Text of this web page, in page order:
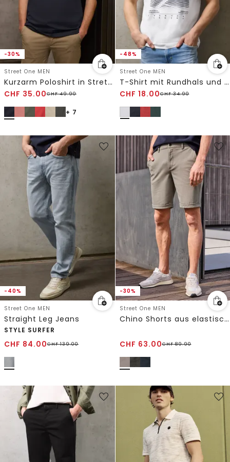
-30%
Street One MEN
Kurzarm Poloshirt in Stretchqualität
CHF 35.00CHF49.90
+ 7
-48%
Street One MEN
T-Shirt mit Rundhals und Artwork
CHF 18.00CHF34.90
-40%
Street One MEN
Straight Leg Jeans
STYLE SURFER
CHF 84.00CHF139.00
-30%
Street One MEN
Chino Shorts aus elastischem Jersey mit Flexbund
CHF 63.00CHF89.90